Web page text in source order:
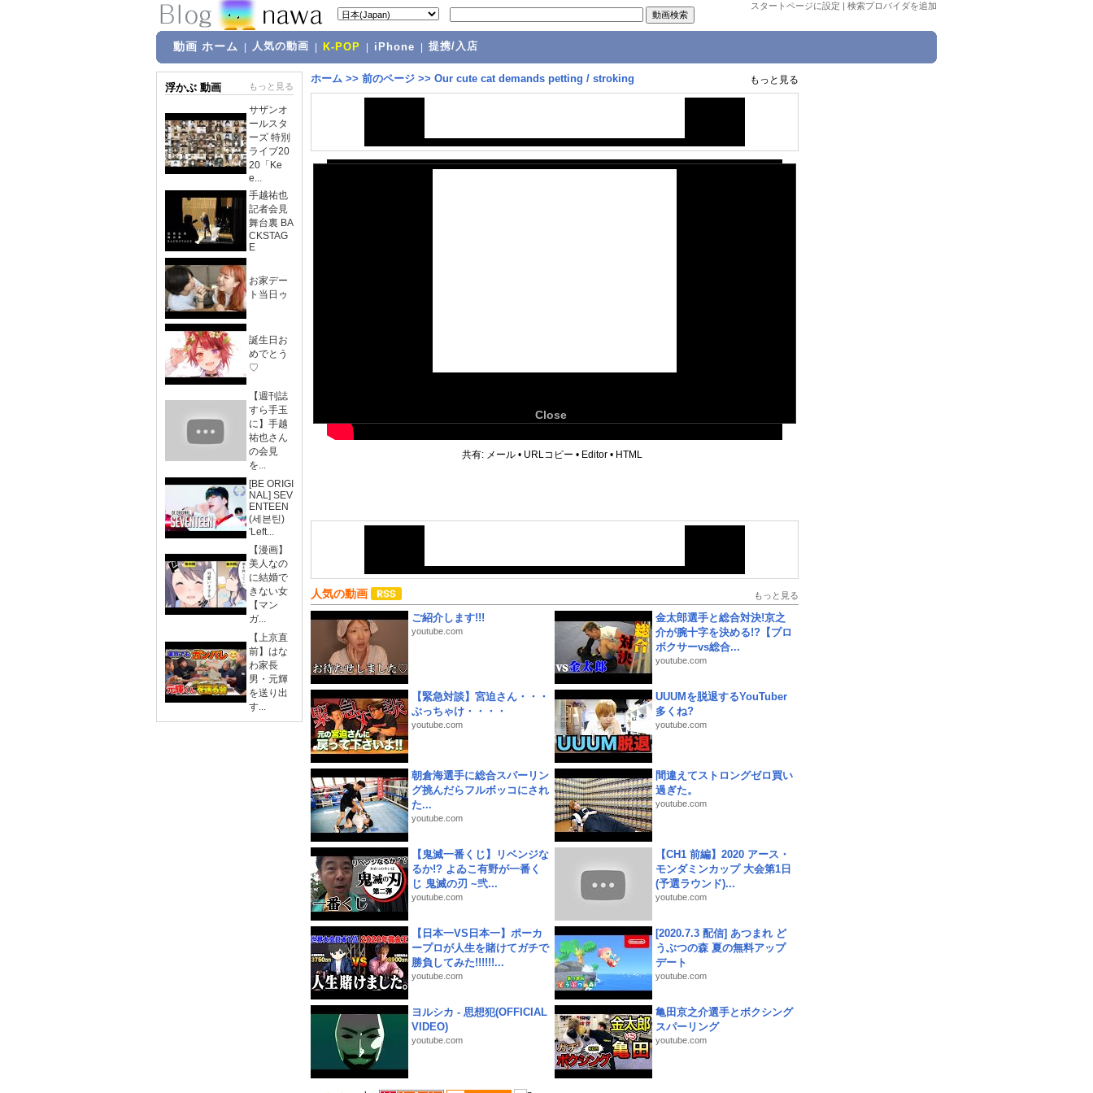
スタートページに設定 | 検索プロバイダを追加
動画 ホーム 人気の動画 K-POP iPhone 提携/入店
浮かぶ 動画 もっと見る
サザンオ
ールスタ
ーズ 特別
ライブ20
20「Ke
e...
手越祐也
記者会見
舞台裏 BA
CKSTAG
E
お家デー
ト当日ゥ
誕生日お
めでとう
♡
【週刊誌
すら手玉
に】手越
祐也さん
の会見
を...
[BE ORIGI
NAL] SEV
ENTEEN
(세븐틴)
'Left...
【漫画】
美人なの
に結婚で
きない女
【マン
ガ...
【上京直
前】はな
わ家長
男・元輝
を送り出
す...
ホーム >> 前のページ >> Our cute cat demands petting / stroking もっと見る
Close
共有: メール • URLコピー • Editor • HTML
人気の動画 もっと見る
ご紹介します!!!
youtube.com
金太郎選手と総合対決!京之
介が腕十字を決める!?【プロ
ボクサーvs総合...
youtube.com
【緊急対談】宮迫さん・・・
ぶっちゃけ・・・・
youtube.com
UUUMを脱退するYouTuber
多くね?
youtube.com
朝倉海選手に総合スパーリン
グ挑んだらフルボッコにされ
た...
youtube.com
間違えてストロングゼロ買い
過ぎた。
youtube.com
【鬼滅一番くじ】リベンジな
るか!? よゐこ有野が一番く
じ 鬼滅の刃 ~弐...
youtube.com
【CH1 前編】2020 アース・
モンダミンカップ 大会第1日
(予選ラウンド)...
youtube.com
【日本一VS日本一】ポーカ
ープロが人生を賭けてガチで
勝負してみた!!!!!!...
youtube.com
[2020.7.3 配信] あつまれ ど
うぶつの森 夏の無料アップ
デート
youtube.com
ヨルシカ - 思想犯(OFFICIAL
VIDEO)
youtube.com
亀田京之介選手とボクシング
スパーリング
youtube.com